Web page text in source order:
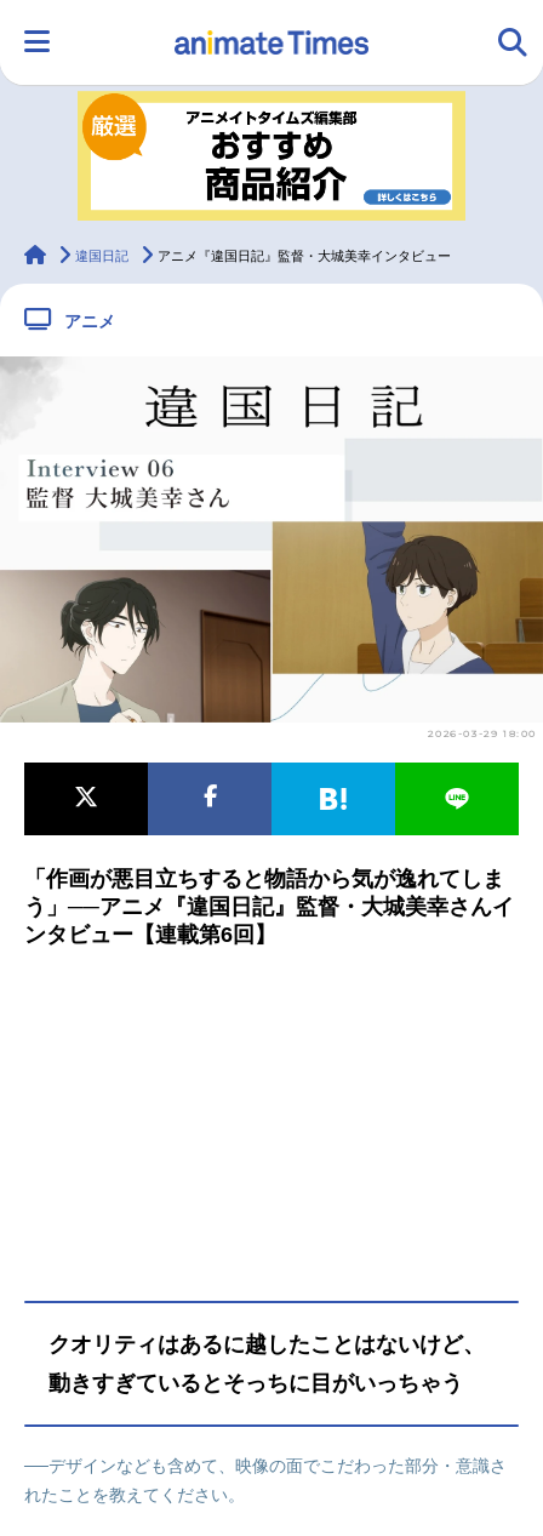
ランキング アニメ
ラジオ グッズ
配信・Vtuber トレンド
最新記事一覧
声優記事一覧
アニメ映画一覧 実写化映画一覧
今期アニメ曜日別一覧
春アニメ 夏アニメ
男性声優/女性声優一覧
animateTimes
違国日記 アニメ『違国日記』監督・大城美幸インタビュー
アニメ
2026-03-29 18:00
「作画が悪目立ちすると物語から気が逸れてしま
う」──アニメ『違国日記』監督・大城美幸さんイ
ンタビュー【連載第6回】
クオリティはあるに越したことはないけど、
動きすぎているとそっちに目がいっちゃう
──デザインなども含めて、映像の面でこだわった部分・意識さ
れたことを教えてください。